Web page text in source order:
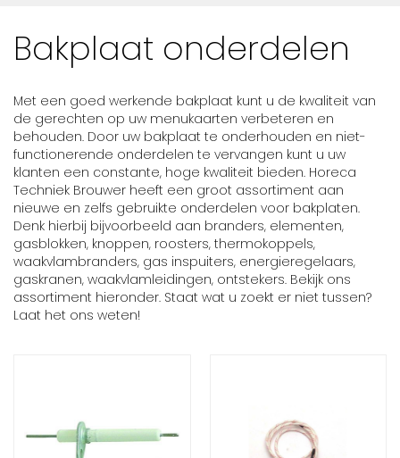
Bakplaat onderdelen
Met een goed werkende bakplaat kunt u de kwaliteit van
de gerechten op uw menukaarten verbeteren en
behouden. Door uw bakplaat te onderhouden en niet-
functionerende onderdelen te vervangen kunt u uw
klanten een constante, hoge kwaliteit bieden. Horeca
Techniek Brouwer heeft een groot assortiment aan
nieuwe en zelfs gebruikte onderdelen voor bakplaten.
Denk hierbij bijvoorbeeld aan branders, elementen,
gasblokken, knoppen, roosters, thermokoppels,
waakvlambranders, gas inspuiters, energieregelaars,
gaskranen, waakvlamleidingen, ontstekers. Bekijk ons
assortiment hieronder. Staat wat u zoekt er niet tussen?
Laat het ons weten!